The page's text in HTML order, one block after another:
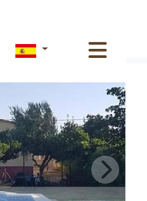
Mar, urb les tres cales